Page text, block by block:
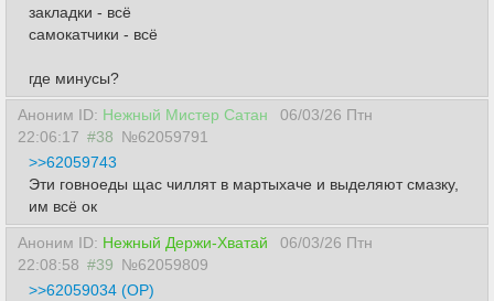
закладки - всё
самокатчики - всё
где минусы?
Аноним ID: Нежный Мистер Сатан
06/03/26 Птн
22:06:17 #38 №62059791
>>62059743
Эти говноеды щас чиллят в мартыхаче и выделяют смазку,
им всё ок
Аноним ID: Нежный Держи-Хватай
06/03/26 Птн
22:08:58 #39 №62059809
>>62059034 (OP)